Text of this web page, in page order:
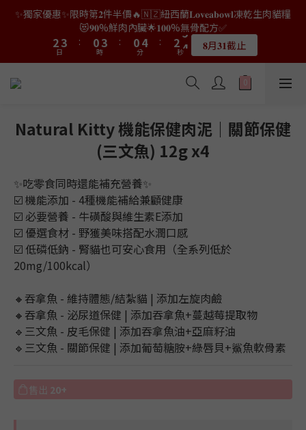
👑店長生日限量喵喵劵🎂買滿$𝟑𝟔𝟖即減$𝟐𝟖🥳結帳時輸入優惠碼
【𝐇𝐀𝐏𝐏𝐘𝐁𝐈𝐑𝐓𝐇𝐃𝐀𝐘】即可！部分產品不適用
4
2
1
5
3
日
2
1
0
5
4
3
時
2
1
0
6
5
4
3
分
4
3
2
1
6
5
4
3
2
1
秒 限量20個
0
0
1
0
1
0
✨獨家優惠✨限時第𝟐件半價🔥🇳🇿紐西蘭𝐋𝐨𝐯𝐞𝐚𝐛𝐨𝐰𝐥凍乾生肉貓糧
😻𝟗𝟎%鮮肉內臟🌟𝟏𝟎𝟎%無骨配方✅
3
2
1
0
4
3
2
1
日
:
1
0
4
3
2
1
時
:
1
0
5
4
3
2
分
:
3
2
1
0
5
4
3
2
1
秒 𝟖月𝟑𝟏截止
【𝐇𝐀𝐏𝐏𝐘𝐁𝐈𝐑𝐓𝐇𝐃𝐀𝐘】即可！部分產品不適用
8
7
6
5
4
0
9
8
7
6
5
1
6
5
4
3
2
9
8
7
6
5
1
0
6
5
4
3
2
9
8
7
6
2
1
0
8
7
6
5
4
0
9
8
7
6
5
2
0
Natural Kitty 機能保健肉泥｜關節保健
(三文魚) 12g x4
✨吃零食同時還能補充營養✨
☑️ 機能添加 - 4種機能補給兼顧健康
☑️ 必要營養 - 牛磺酸與維生素E添加
☑️ 優選食材 - 野獲美味搭配水潤口感
☑️ 低磷低鈉 - 腎貓也可安心食用（全系列低於
20mg/100kcal）
🔸吞拿魚 - 維持體態/結紮貓 | 添加左旋肉鹼
🔸吞拿魚 - 泌尿道保健 | 添加吞拿魚+蔓越莓提取物
🔹三文魚 - 皮毛保健 | 添加吞拿魚油+亞麻籽油
🔹三文魚 - 關節保健 | 添加葡萄糖胺+綠唇貝+鯊魚軟骨素
售出 20+